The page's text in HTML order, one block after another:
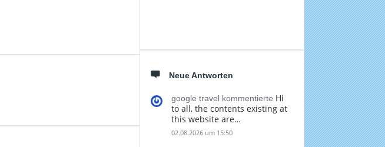
Neue Antworten
google travel kommentierte Hi
to all, the contents existing at
this website are…
02.08.2026 um 15:50